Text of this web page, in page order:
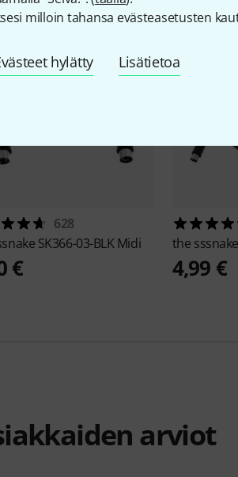
milloin tahansa evästeasetusten
hylätty Lisätietoa
628
SK366-03-BLK Midi
€
the sssnake
4,99 €
arviot